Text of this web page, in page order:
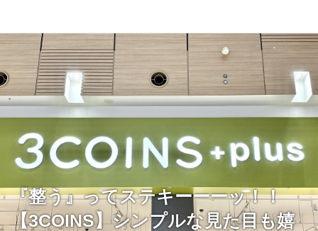
『整う』ってステキーーーッ！！
【3COINS】シンプルな見た目も嬉